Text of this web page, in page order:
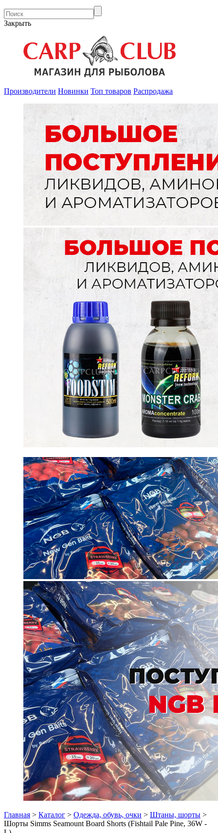
Закрыть
Производители Новинки Топ товаров Распродажа
Главная > Каталог > Одежда, обувь, очки > Штаны, шорты >
Шорты Simms Seamount Board Shorts (Fishtail Pale Pine, 36W -